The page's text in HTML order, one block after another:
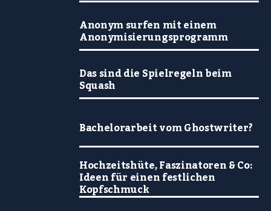
Anonym surfen mit einem
Anonymisierungsprogramm
Das sind die Spielregeln beim
Squash
Bachelorarbeit vom Ghostwriter?
Hochzeitshüte, Faszinatoren & Co:
Ideen für einen festlichen
Kopfschmuck